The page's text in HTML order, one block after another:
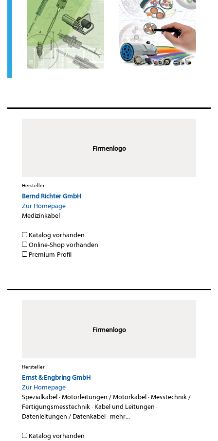
Firmenlogo
Hersteller
Bernd Richter GmbH
Zur Homepage
Medizinkabel·
Katalog vorhanden
Online-Shop vorhanden
Premium-Profil
Firmenlogo
Hersteller
Ernst & Engbring GmbH
Zur Homepage
Spezialkabel·Motorleitungen / Motorkabel·Messtechnik /
Fertigungsmesstechnik· Kabel und Leitungen ·
Datenleitungen / Datenkabel· mehr...
Katalog vorhanden